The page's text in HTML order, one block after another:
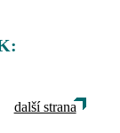
další strana